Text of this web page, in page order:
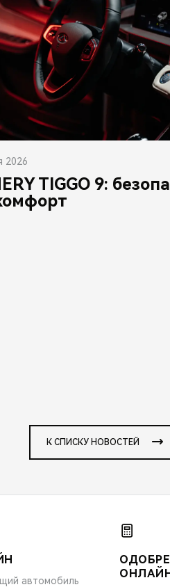
2026
TIGGO 9:
К СПИСКУ НОВОСТЕЙ
автомобиль